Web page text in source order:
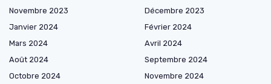
Novembre 2023
Décembre 2023
Janvier 2024
Février 2024
Mars 2024
Avril 2024
Août 2024
Septembre 2024
Octobre 2024
Novembre 2024